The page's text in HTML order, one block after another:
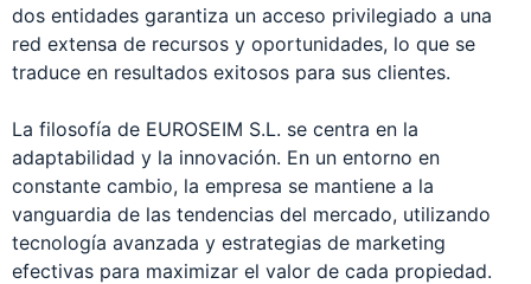
dos entidades garantiza un acceso privilegiado a una
red extensa de recursos y oportunidades, lo que se
traduce en resultados exitosos para sus clientes.
La filosofía de EUROSEIM S.L. se centra en la
adaptabilidad y la innovación. En un entorno en
constante cambio, la empresa se mantiene a la
vanguardia de las tendencias del mercado, utilizando
tecnología avanzada y estrategias de marketing
efectivas para maximizar el valor de cada propiedad.